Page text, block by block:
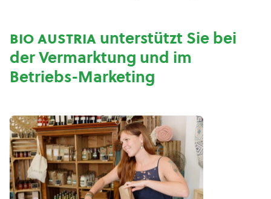
bio austriaunterstützt Sie bei
der Vermarktung und im
Betriebs-Marketing